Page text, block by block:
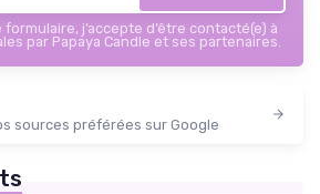
j’accepte d’être contacté(e) à
par Papaya Candle et ses partenaires.
sources préférées sur Google